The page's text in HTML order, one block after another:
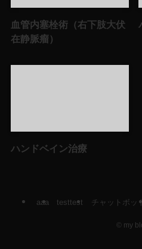
血管内塞栓術（右下肢大伏
在静脈瘤）
ハンドベイン治療
aaa testtest チャットボッ
© my